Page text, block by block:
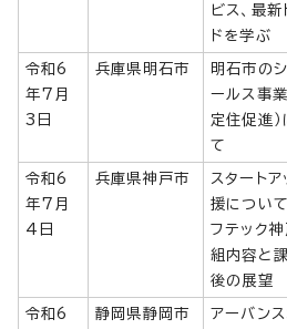
ビス、最新
ドを学ぶ
令和6
年7月
3日
兵庫県明石市
明石市の
ールス事業
定住促進）
て
令和6
年7月
4日
兵庫県神戸市
スタートア
援につい
フテック
組内容と
後の展望
令和6
静岡県静岡市
アーバン